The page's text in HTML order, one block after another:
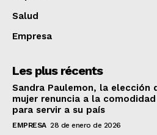
Salud
Empresa
Les plus récents
Sandra Paulemon, la elección
mujer renuncia a la
para servir a su país
EMPRESA 28 de enero de 2026